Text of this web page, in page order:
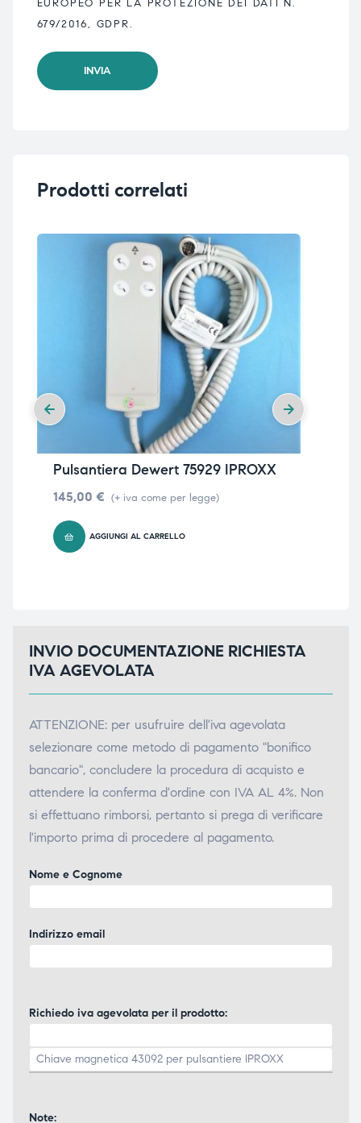
EUROPEO PER LA PROTEZIONE DEI DATI N.
679/2016, GDPR.
Prodotti correlati
Pulsantiera Dewert 75929 IPROXX
145,00 € (+ iva come per legge)
AGGIUNGI AL CARRELLO
INVIO DOCUMENTAZIONE RICHIESTA
IVA AGEVOLATA
ATTENZIONE: per usufruire dell'iva agevolata
selezionare come metodo di pagamento "bonifico
bancario", concludere la procedura di acquisto e
attendere la conferma d'ordine con IVA AL 4%. Non
si effettuano rimborsi, pertanto si prega di verificare
l'importo prima di procedere al pagamento.
Nome e Cognome
Indirizzo email
Richiedo iva agevolata per il prodotto:
Note: